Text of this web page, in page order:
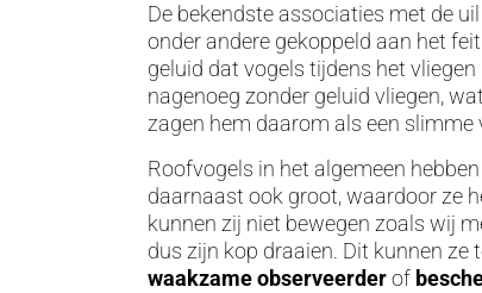
De bekendste associaties met de
onder andere gekoppeld aan het
geluid dat vogels tijdens het
nagenoeg zonder geluid vliegen,
zagen hem daarom als een slimme
Roofvogels in het algemeen
daarnaast ook groot, waardoor ze
kunnen zij niet bewegen zoals wij
dus zijn kop draaien. Dit kunnen ze
waakzameobserveerderof